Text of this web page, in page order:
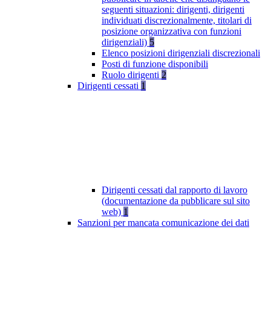
seguenti situazioni: dirigenti, dirigenti
individuati discrezionalmente, titolari di
posizione organizzativa con funzioni
dirigenziali) 5
Elenco posizioni dirigenziali discrezionali
Posti di funzione disponibili
Ruolo dirigenti 2
Dirigenti cessati 1
Dirigenti cessati dal rapporto di lavoro
(documentazione da pubblicare sul sito
web) 1
Sanzioni per mancata comunicazione dei dati